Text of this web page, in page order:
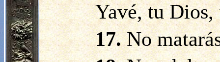
Yavé, tu Dios,
17.No